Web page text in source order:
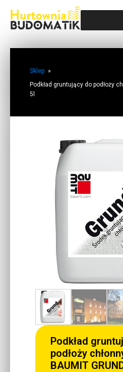
Sklep »
Podkład gruntujący do podłoży
5l
Podkład
podłoży
BAUMIT